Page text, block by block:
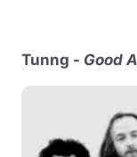
Tunng - Good